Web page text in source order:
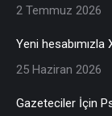
2 Temmuz 2026
Yeni
25 Haziran 2026
Gazeteciler İçin